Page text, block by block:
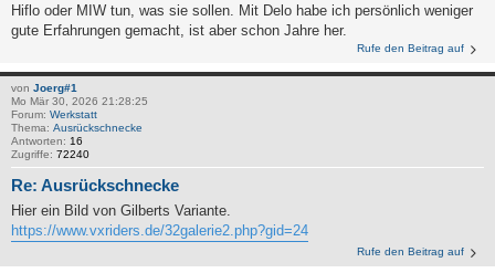
Hiflo oder MIW tun, was sie sollen. Mit Delo habe ich persönlich weniger
gute Erfahrungen gemacht, ist aber schon Jahre her.
Rufe den Beitrag auf
von Joerg#1
Mo Mär 30, 2026 21:28:25
Forum: Werkstatt
Thema: Ausrückschnecke
Antworten: 16
Zugriffe: 72240
Re: Ausrückschnecke
Hier ein Bild von Gilberts Variante.
https://www.vxriders.de/32galerie2.php?gid=24
Rufe den Beitrag auf